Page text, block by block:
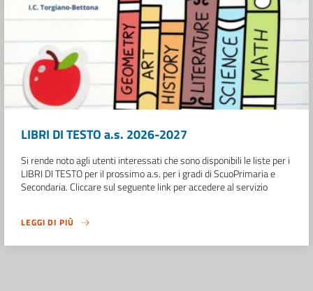
LIBRI DI TESTO a.s. 2026-2027
Si rende noto agli utenti interessati che sono disponibili le liste per i
LIBRI DI TESTO per il prossimo a.s. per i gradi di ScuoPrimaria e
Secondaria. Cliccare sul seguente link per accedere al servizio
LEGGI DI PIÙ